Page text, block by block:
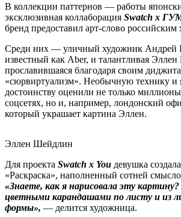
В коллекции паттернов — работы
эксклюзивная коллаборация Swatch x
бренд предоставил арт-слово
Среди них — уличный художник Андрей
известный как Aber, и талантливая
прославившаяся благодаря своим
«сюрвиртуализм». Необычную технику и
достоинству оценили не только
соцсетях, но и, например, лондонский
который украшает картина Эллен.
Эллен Шейдлин
Для проекта Swatch x You девушка
«Раскраска», наполненный сотней
«Знаете, как я нарисовала эту
цветными карандашами по листу и из
формы», — делится художница.